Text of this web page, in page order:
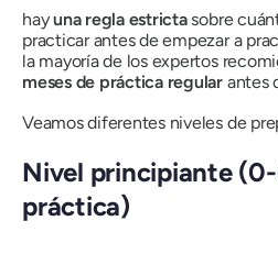
hayuna regla estrictasobre
practicar antes de empezar a
la mayoría de los expertos
meses de práctica regular antes
Veamos diferentes niveles de
Nivel principiante (0-
práctica)